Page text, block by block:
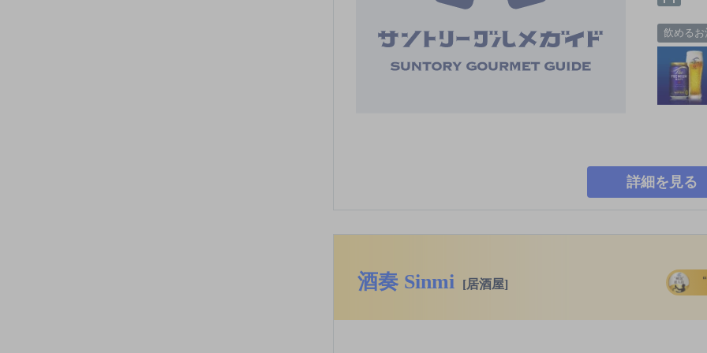
飲めるお
詳細を見る
酒奏 Sinmi [居酒屋]